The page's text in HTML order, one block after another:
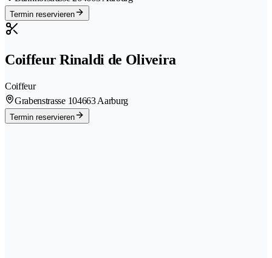
Termin reservieren
Coiffeur Rinaldi de Oliveira
Coiffeur
Grabenstrasse 104663 Aarburg
Termin reservieren